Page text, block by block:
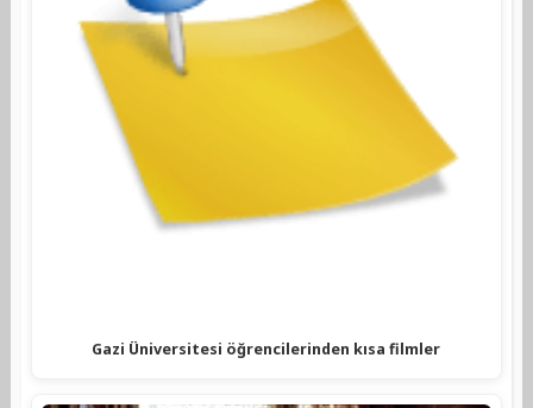
Gazi Üniversitesi öğrencilerinden kısa filmler